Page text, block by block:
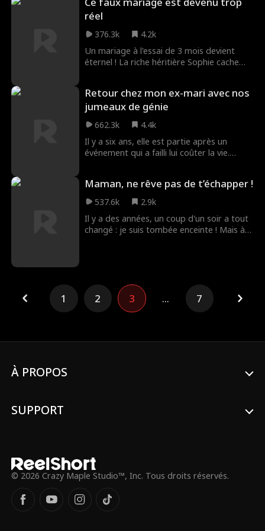
seconde chance, Melody est déterminée à
se venger.
réel
376.3k
4.2k
Un mariage à l'essai de 3 mois devient
éternel ! La riche héritière Sophie cache
ses dons de hackeuse et de médecin ; la
nuit, elle est la femme de ses rêves. Quand
Alex découvre que sa fiancée est en fait
son amour de jeunesse, Lola, le contrat
vole en éclats dans cette romance des
plus tendres !
Retour chez mon ex-mari avec nos
jumeaux de génie
662.3k
4.4k
Il y a six ans, elle est partie après un
événement qui a failli lui coûter la vie.
d'une vente aux enchères, mais il semblait
qu'elle l'avait complètement oublié...
Maman, ne rêve pas de t’échapper !
537.6k
2.9k
Il y a des années, un coup d'un soir a tout
changé : je suis tombée enceinte ! Mais à
et voilà qu'ils me voient comme une
héroïne. Ce que j'ignorais, c'est que depuis
notre première rencontre, mon enfant
maman, et que son père devrait m'appeler
1 2 3 ... 7
À PROPOS
SUPPORT
© 2026 Crazy Maple Studio™, Inc. Tous droits réservés.